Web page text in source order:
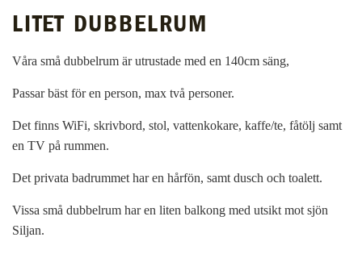
LITET DUBBELRUM
Våra små dubbelrum är utrustade med en 140cm säng,
Passar bäst för en person, max två personer.
Det finns WiFi, skrivbord, stol, vattenkokare, kaffe/te, fåtölj samt
en TV på rummen.
Det privata badrummet har en hårfön, samt dusch och toalett.
Vissa små dubbelrum har en liten balkong med utsikt mot sjön
Siljan.